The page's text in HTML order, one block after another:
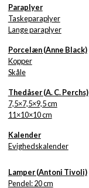
Paraplyer
Taskeparaplyer
Lange paraplyer
Porcelæn (Anne Black)
Kopper
Skåle
Thedåser (A. C. Perchs)
7,5×7,5×9,5 cm
11×10×10 cm
Kalender
Evighedskalender
Lamper (Antoni Tivoli)
Pendel: 20 cm